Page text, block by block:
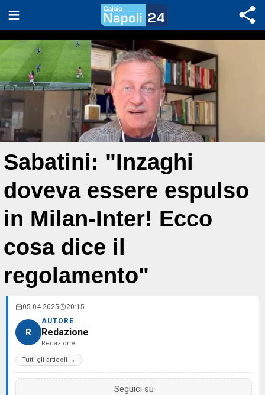
Sabatini: "Inzaghi
doveva essere espulso
in Milan-Inter! Ecco
cosa dice il
regolamento"
05.04.2025 20:15
R
AUTORE
Redazione
Redazione
Tutti gli articoli →
Seguici su